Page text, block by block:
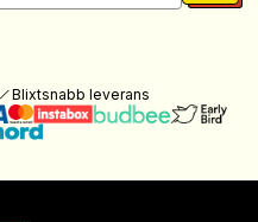
Blixtsnabb leverans